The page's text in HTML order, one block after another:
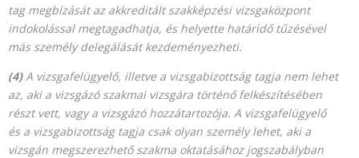
tag megbízását az akkreditált szakképzési vizsgaközpont
indokolással megtagadhatja, és helyette határidő tűzésével
más személy delegálását kezdeményezheti.
(4)A vizsgafelügyelő, illetve a vizsgabizottság tagja nem lehet
az, aki a vizsgázó szakmai vizsgára történő felkészítésében
részt vett, vagy a vizsgázó hozzátartozója. A vizsgafelügyelő
és a vizsgabizottság tagja csak olyan személy lehet, aki a
vizsgán megszerezhető szakma oktatásához jogszabályban